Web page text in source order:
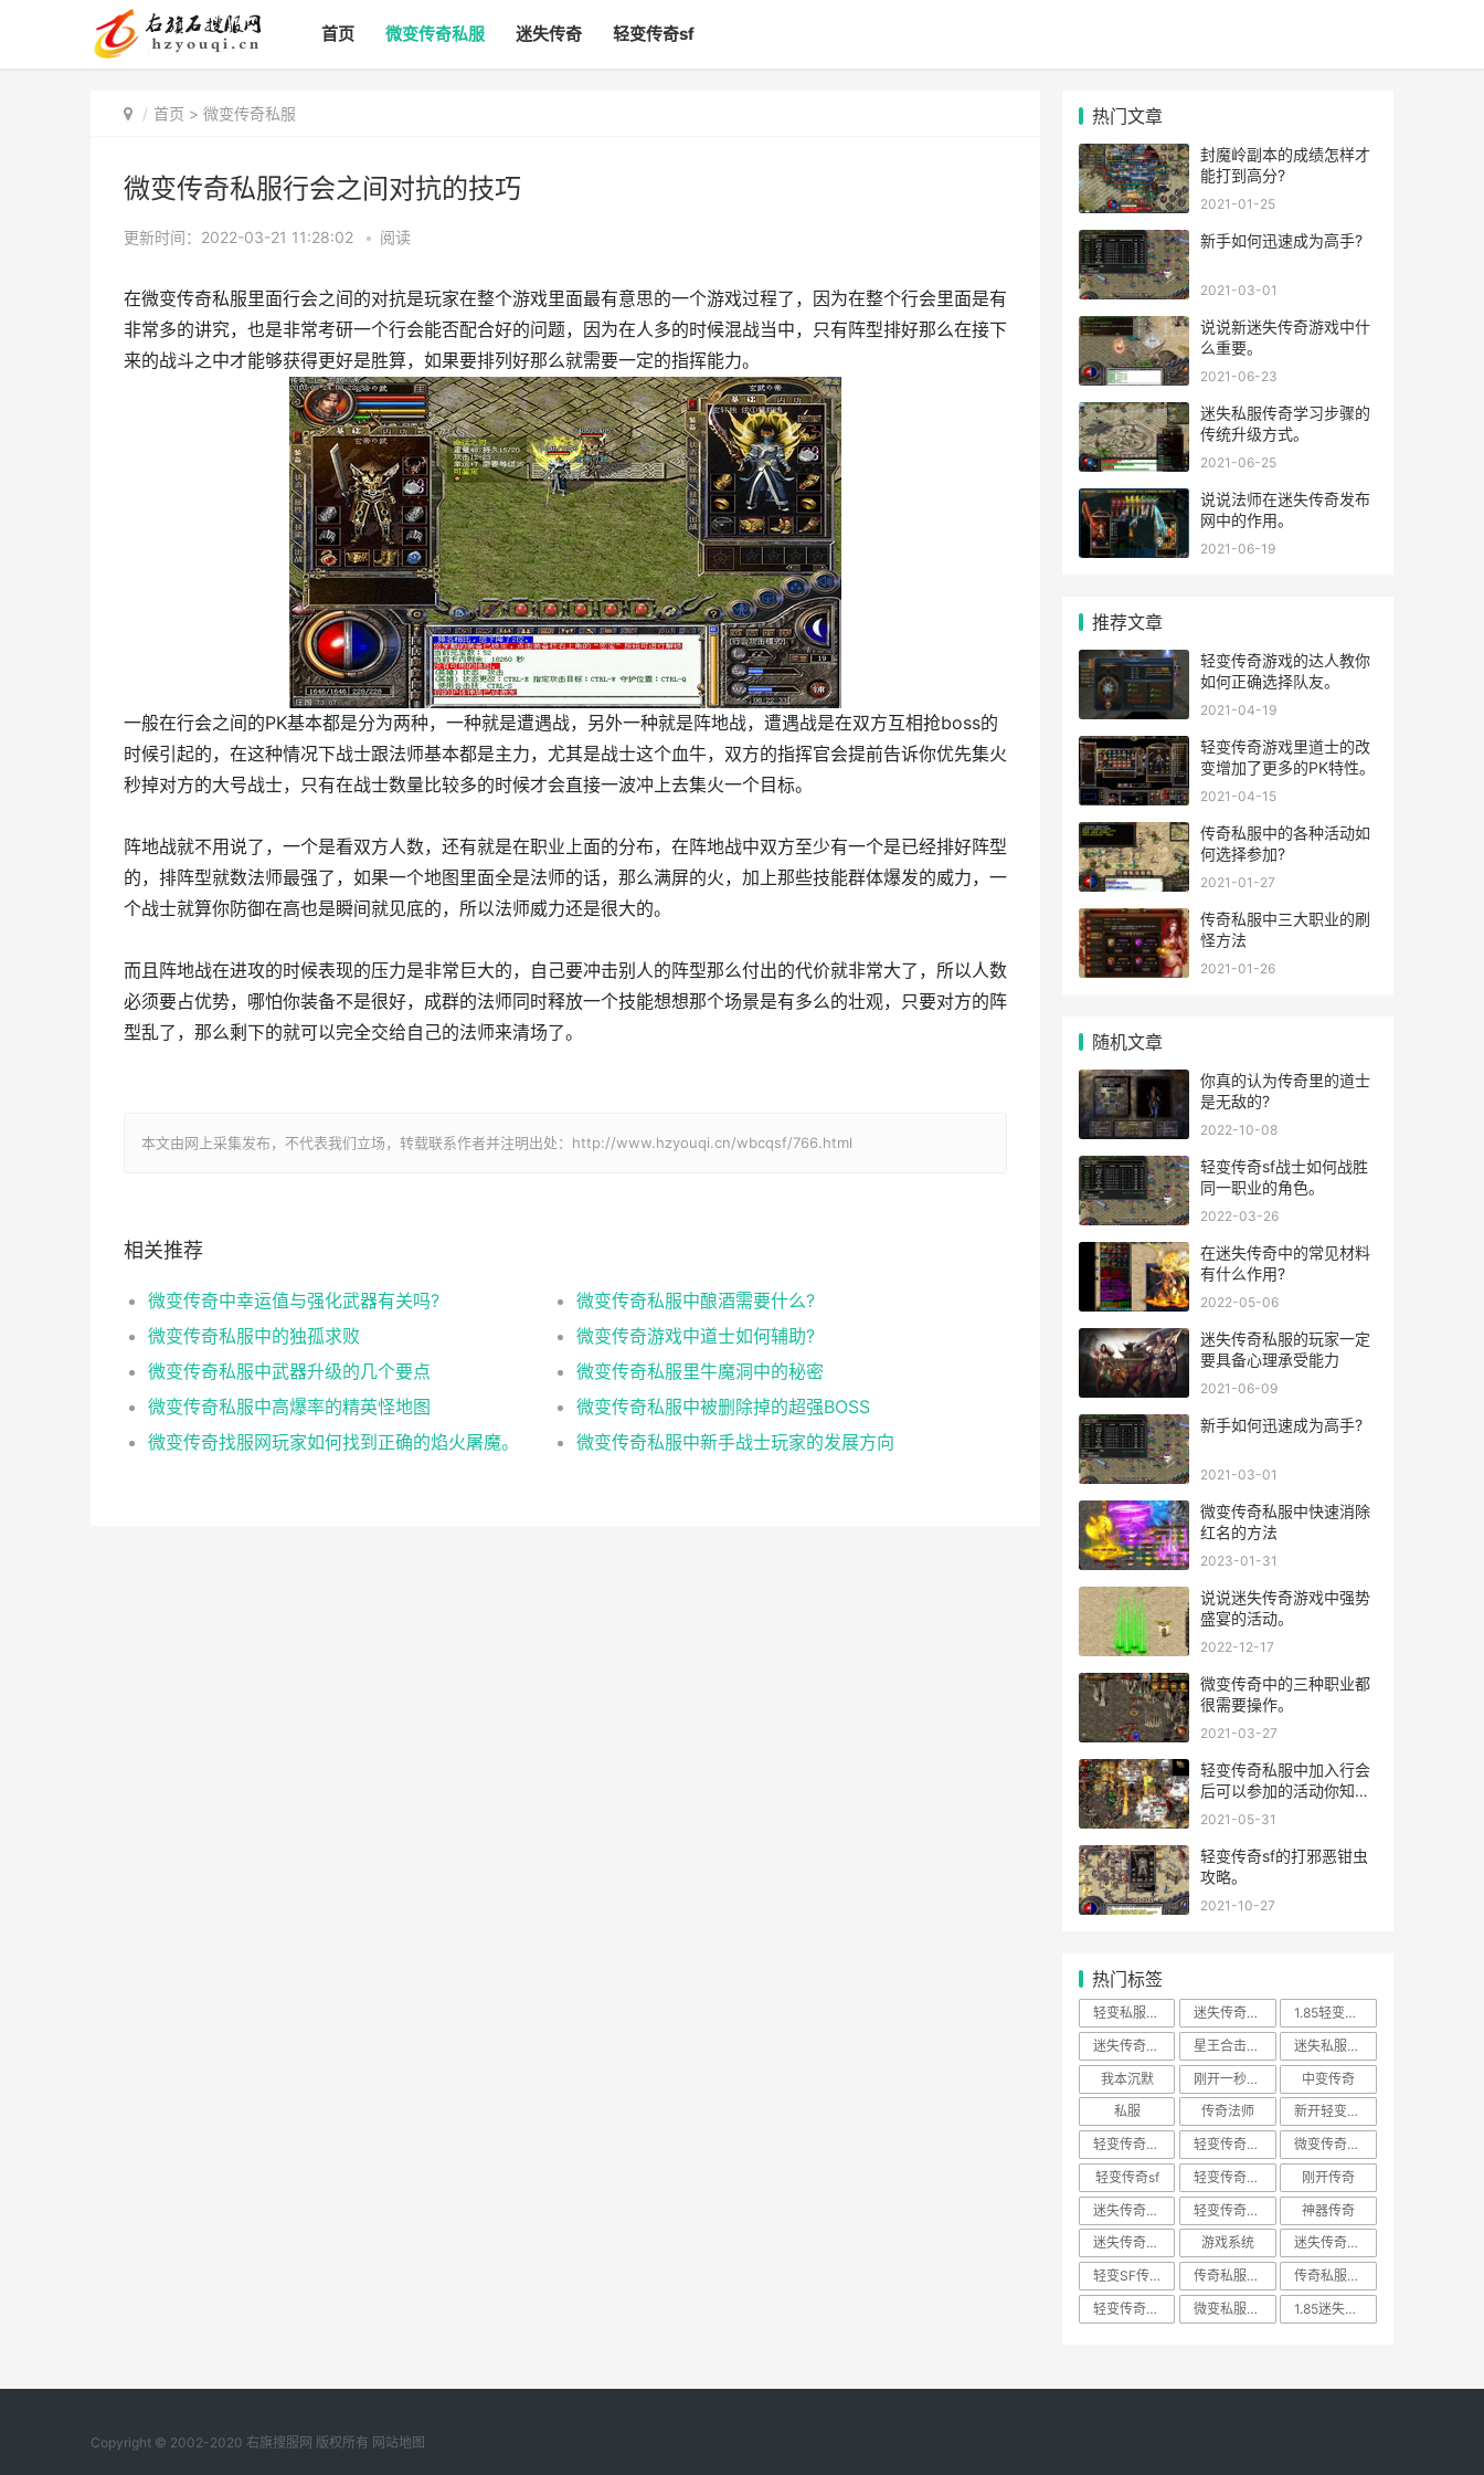
首页 微变传奇私服 迷失传奇 轻变传奇sf
首页 > 微变传奇私服
微变传奇私服行会之间对抗的技巧
更新时间：2022-03-21 11:28:02 • 阅读
在微变传奇私服里面行会之间的对抗是玩家在整个游戏里面最有意思的一个游戏过程了，因为在整个行会里面是有
非常多的讲究，也是非常考研一个行会能否配合好的问题，因为在人多的时候混战当中，只有阵型排好那么在接下
来的战斗之中才能够获得更好是胜算，如果要排列好那么就需要一定的指挥能力。
一般在行会之间的PK基本都是分为两种，一种就是遭遇战，另外一种就是阵地战，遭遇战是在双方互相抢boss的
时候引起的，在这种情况下战士跟法师基本都是主力，尤其是战士这个血牛，双方的指挥官会提前告诉你优先集火
秒掉对方的大号战士，只有在战士数量比较多的时候才会直接一波冲上去集火一个目标。
阵地战就不用说了，一个是看双方人数，还有就是在职业上面的分布，在阵地战中双方至少有一个是已经排好阵型
的，排阵型就数法师最强了，如果一个地图里面全是法师的话，那么满屏的火，加上那些技能群体爆发的威力，一
个战士就算你防御在高也是瞬间就见底的，所以法师威力还是很大的。
而且阵地战在进攻的时候表现的压力是非常巨大的，自己要冲击别人的阵型那么付出的代价就非常大了，所以人数
必须要占优势，哪怕你装备不是很好，成群的法师同时释放一个技能想想那个场景是有多么的壮观，只要对方的阵
型乱了，那么剩下的就可以完全交给自己的法师来清场了。
本文由网上采集发布，不代表我们立场，转载联系作者并注明出处：http://www.hzyouqi.cn/wbcqsf/766.html
相关推荐
微变传奇中幸运值与强化武器有关吗?
微变传奇私服中酿酒需要什么?
微变传奇私服中的独孤求败
微变传奇游戏中道士如何辅助?
微变传奇私服中武器升级的几个要点
微变传奇私服里牛魔洞中的秘密
微变传奇私服中高爆率的精英怪地图
微变传奇私服中被删除掉的超强BOSS
微变传奇找服网玩家如何找到正确的焰火屠魔。
微变传奇私服中新手战士玩家的发展方向
热门文章
封魔岭副本的成绩怎样才
能打到高分?
2021-01-25
新手如何迅速成为高手?
2021-03-01
说说新迷失传奇游戏中什
么重要。
2021-06-23
迷失私服传奇学习步骤的
传统升级方式。
2021-06-25
说说法师在迷失传奇发布
网中的作用。
2021-06-19
推荐文章
轻变传奇游戏的达人教你
如何正确选择队友。
2021-04-19
轻变传奇游戏里道士的改
变增加了更多的PK特性。
2021-04-15
传奇私服中的各种活动如
何选择参加?
2021-01-27
传奇私服中三大职业的刷
怪方法
2021-01-26
随机文章
你真的认为传奇里的道士
是无敌的?
2022-10-08
轻变传奇sf战士如何战胜
同一职业的角色。
2022-03-26
在迷失传奇中的常见材料
有什么作用?
2022-05-06
迷失传奇私服的玩家一定
要具备心理承受能力
2021-06-09
新手如何迅速成为高手?
2021-03-01
微变传奇私服中快速消除
红名的方法
2023-01-31
说说迷失传奇游戏中强势
盛宴的活动。
2022-12-17
微变传奇中的三种职业都
很需要操作。
2021-03-27
轻变传奇私服中加入行会
后可以参加的活动你知道
吗?
2021-05-31
轻变传奇sf的打邪恶钳虫
攻略。
2021-10-27
热门标签
轻变私服传奇 迷失传奇网站BOSS
1.85轻变传奇sf
迷失传奇私服
星王合击传奇
迷失私服传奇游戏
我本沉默
刚开一秒传奇
中变传奇
私服
传奇法师
新开轻变传奇SF
轻变传奇游戏SF
轻变传奇新服网
微变传奇新开网站
轻变传奇sf
轻变传奇发布网
刚开传奇
迷失传奇发行网
轻变传奇游戏
神器传奇
迷失传奇新服
游戏系统
迷失传奇新服网
轻变SF传奇
传奇私服法师
传奇私服土城
轻变传奇SF游戏
微变私服传奇 1.85迷失传奇
Copyright © 2002-2020 右旗搜服网 版权所有 网站地图